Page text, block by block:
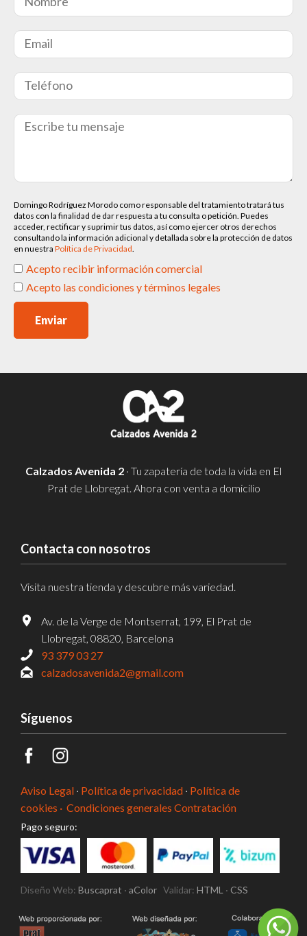
Domingo Rodríguez Morodo como responsable del tratamiento tratará tus
datos con la finalidad de dar respuesta a tu consulta o petición. Puedes
acceder, rectificar y suprimir tus datos, así como ejercer otros derechos
consultando la información adicional y detallada sobre la protección de datos
en nuestra Política de Privacidad
Acepto recibir información comercial
Acepto las condiciones y términos legales
Enviar
Calzados Avenida 2 · Tu zapatería de toda la vida en El
Prat de Llobregat. Ahora con venta a domicilio
Contacta con nosotros
Visita nuestra tienda y descubre más variedad.
Av. de la Verge de Montserrat, 199, El Prat de
Llobregat, 08820, Barcelona
93 379 03 27
calzadosavenida2@gmail.com
Síguenos
Aviso Legal · Política de privacidad · Política de
cookies · Condiciones generales Contratación
Pago seguro:
Diseño Web: Buscaprat · aColor Validar: HTML · CSS